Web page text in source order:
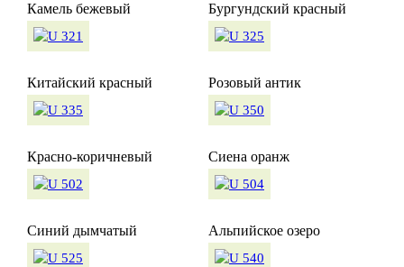
Камель бежевый Бургундский красный
Китайский красный Розовый антик
Красно-коричневый Сиена оранж
Синий дымчатый Альпийское озеро